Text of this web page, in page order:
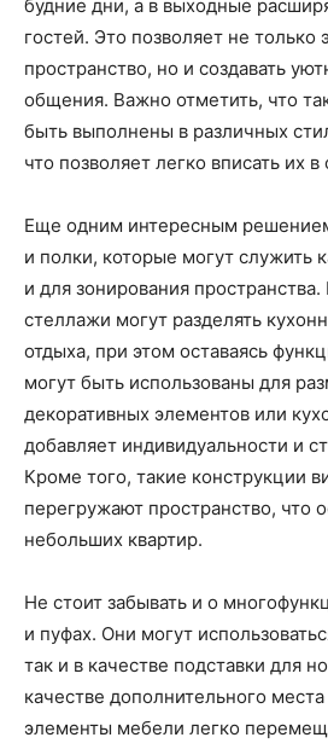
будние дни, а в выходные
гостей. Это позволяет не только
пространство, но и создавать
общения. Важно отметить, что
быть выполнены в различных
что позволяет легко вписать их
Еще одним интересным
и полки, которые могут служить
и для зонирования
стеллажи могут разделять
отдыха, при этом оставаясь
могут быть использованы для
декоративных элементов или
добавляет индивидуальности и
Кроме того, такие конструкции
перегружают пространство, что
небольших квартир.
Не стоит забывать и о
и пуфах. Они могут
так и в качестве подставки для
качестве дополнительного
элементы мебели легко